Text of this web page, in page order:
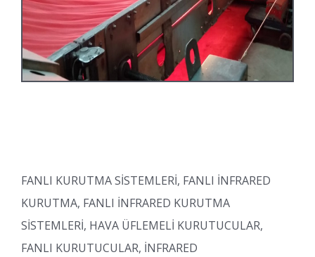
FANLI KURUTMA SİSTEMLERİ, FANLI İNFRARED
KURUTMA, FANLI İNFRARED KURUTMA
SİSTEMLERİ, HAVA ÜFLEMELİ KURUTUCULAR,
FANLI KURUTUCULAR, İNFRARED